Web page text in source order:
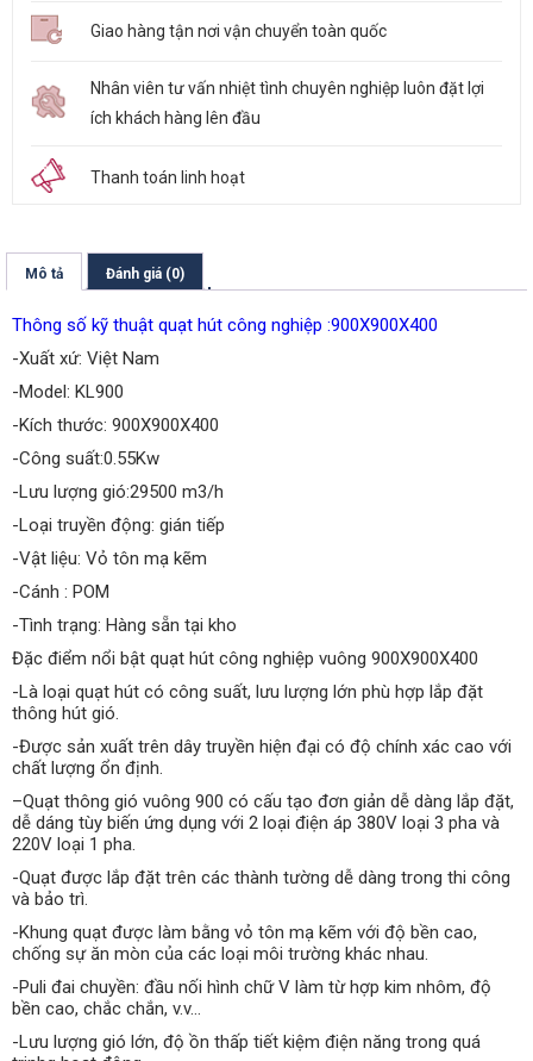
Giao hàng tận nơi vận chuyển toàn quốc
Nhân viên tư vấn nhiệt tình chuyên nghiệp luôn đặt lợi
ích khách hàng lên đầu
Thanh toán linh hoạt
Mô tả Đánh giá (0)
Thông số kỹ thuật quạt hút công nghiệp :900X900X400
-Xuất xứ: Việt Nam
-Model: KL900
-Kích thước: 900X900X400
-Công suất:0.55Kw
-Lưu lượng gió:29500 m3/h
-Loại truyền động: gián tiếp
-Vật liệu: Vỏ tôn mạ kẽm
-Cánh : POM
-Tình trạng: Hàng sẵn tại kho
Đặc điểm nổi bật quạt hút công nghiệp vuông 900X900X400
-Là loại quạt hút có công suất, lưu lượng lớn phù hợp lắp đặt
thông hút gió.
-Được sản xuất trên dây truyền hiện đại có độ chính xác cao với
chất lượng ổn định.
–Quạt thông gió vuông 900 có cấu tạo đơn giản dễ dàng lắp đặt,
dễ dáng tùy biến ứng dụng với 2 loại điện áp 380V loại 3 pha và
220V loại 1 pha.
-Quạt được lắp đặt trên các thành tường dễ dàng trong thi công
và bảo trì.
-Khung quạt được làm bằng vỏ tôn mạ kẽm với độ bền cao,
chống sự ăn mòn của các loại môi trường khác nhau.
-Puli đai chuyền: đầu nối hình chữ V làm từ hợp kim nhôm, độ
bền cao, chắc chắn, v.v…
-Lưu lượng gió lớn, độ ồn thấp tiết kiệm điện năng trong quá